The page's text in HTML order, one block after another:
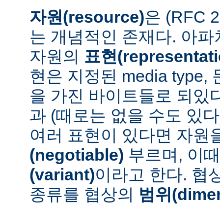
자원(resource)은 (RFC
는 개념적인 존재다. 아
자원의 표현
현은 지정된 media type,
을 가진 바이트들로 되있
과 (때로는 없을 수도 있
여러 표현이 있다면 자원
(negotiable) 부르며, 이
(variant)이라고 한다. 협
종류를 협상의 범위